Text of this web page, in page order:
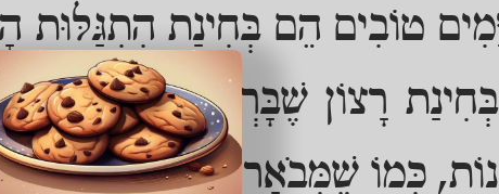
טוֹבִים הֵם בְּחִינַת
רָצוֹן שֶׁבָּרְצוֹנוֹת, שֹׁרֶשׁ
כְּמוֹ שֶׁמְּבֹאָר שָׁם.